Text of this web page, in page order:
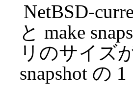
NetBSD-
と make
リのサイズ
snapshot の